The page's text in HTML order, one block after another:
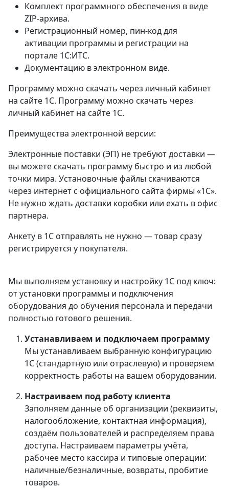
Комплект программного обеспечения в виде
ZIP-архива.
Регистрационный номер, пин-код для
активации программы и регистрации на
портале 1С:ИТС.
Документацию в электронном виде.
Программу можно скачать через личный кабинет
на сайте 1С. Программу можно скачать через
личный кабинет на сайте 1С.
Преимущества электронной версии:
Электронные поставки (ЭП) не требуют доставки —
вы можете скачать программу быстро и из любой
точки мира. Установочные файлы скачиваются
через интернет с официального сайта фирмы «1С».
Не нужно ждать доставки коробки или ехать в офис
партнера.
Анкету в 1С отправлять не нужно — товар сразу
регистрируется у покупателя.
Мы выполняем установку и настройку 1С под ключ:
от установки программы и подключения
оборудования до обучения персонала и передачи
полностью готового решения.
Устанавливаем и подключаем программу
Мы устанавливаем выбранную конфигурацию
1С (стандартную или отраслевую) и проверяем
корректность работы на вашем оборудовании.
Настраиваем под работу клиента
Заполняем данные об организации (реквизиты,
налогообложение, контактная информация),
создаём пользователей и распределяем права
доступа. Настраиваем параметры учёта,
рабочее место кассира и типовые операции:
наличные/безналичные, возвраты, пробитие
товаров.